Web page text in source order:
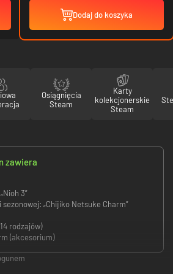
Dodaj do koszyka
Osiągnięcia
Steam
Karty
kolekcjonerskie
Steam
zawiera
3”
„Chijiko Netsuke Charm”
rodzajów)
(akcesorium)